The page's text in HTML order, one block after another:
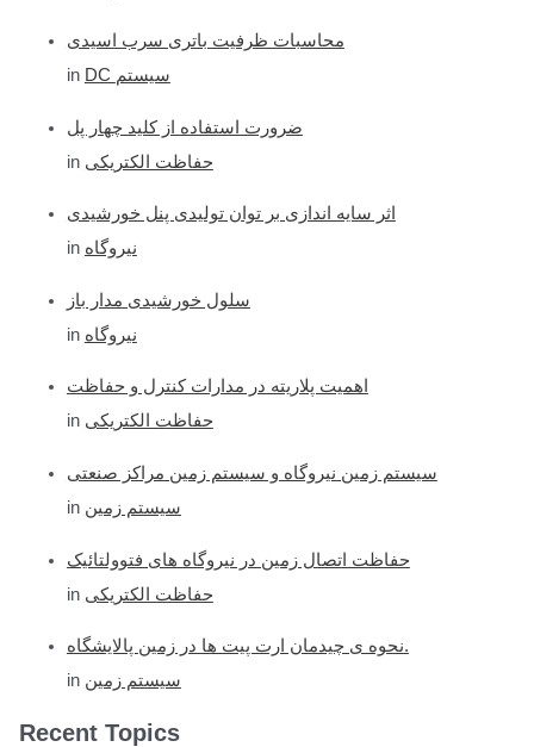
محاسبات ظرفیت باتری سرب اسیدی
in
DC سیستم
ضرورت استفاده از کلید چهار پل
in حفاظت الکتریکی
اثر سایه اندازی بر توان تولیدی پنل خورشیدی
in نیروگاه
سلول خورشیدی مدار باز
in نیروگاه
اهمیت پلاریته در مدارات کنترل و حفاظت
in حفاظت الکتریکی
سیستم زمین نیروگاه و سیستم زمین مراکز صنعتی
in سیستم زمین
حفاظت اتصال زمین در نیروگاه های فتوولتائیک
in حفاظت الکتریکی
نحوه ی چیدمان ارت پیت ها در زمین پالایشگاه.
in سیستم زمین
Recent Topics